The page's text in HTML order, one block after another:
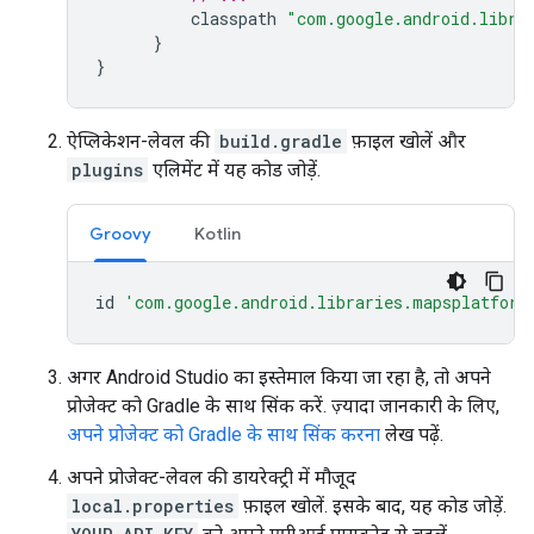
classpath
}
}
ऐप्लिकेशन-लेवल की build.gradle फ़ाइल खोलें और
plugins एलिमेंट में यह कोड जोड़ें.
Groovy Kotlin
id
अगर Android Studio का इस्तेमाल किया जा रहा है, तो अपने
प्रोजेक्ट को Gradle के साथ सिंक करें. ज़्यादा जानकारी के लिए,
अपने प्रोजेक्ट को Gradle के साथ सिंक करना लेख पढ़ें.
अपने प्रोजेक्ट-लेवल की डायरेक्ट्री में मौजूद
local.properties फ़ाइल खोलें. इसके बाद, यह कोड जोड़ें.